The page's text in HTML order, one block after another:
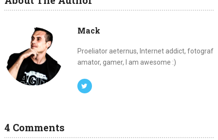
Mack
Proeliator aeternus, Internet addict, fotograf
amator, gamer, I am awesome :)
4 Comments